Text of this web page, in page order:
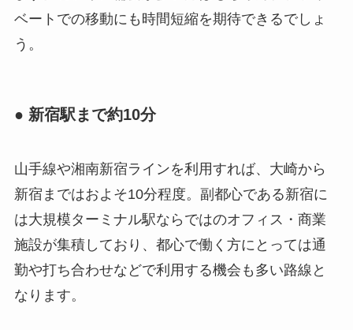
ベートでの移動にも時間短縮を期待できるでしょ
う。
● 新宿駅まで約10分
山手線や湘南新宿ラインを利用すれば、大崎から
新宿まではおよそ10分程度。副都心である新宿に
は大規模ターミナル駅ならではのオフィス・商業
施設が集積しており、都心で働く方にとっては通
勤や打ち合わせなどで利用する機会も多い路線と
なります。